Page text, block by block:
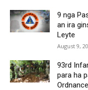
9 nga
an ira
Leyte
August 9,
93rd
para ha
Ordnance